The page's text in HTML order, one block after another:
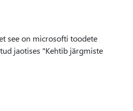
see on microsofti toodete
jaotises "Kehtib järgmiste